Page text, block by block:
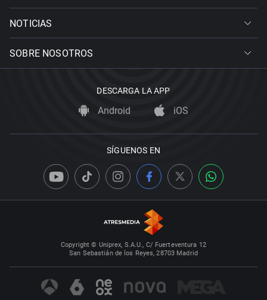
NOTICIAS
SOBRE NOSOTROS
DESCARGA LA APP
Android iOS
SÍGUENOS EN
Copyright © Uniprex, S.A.U., C/ Fuerteventura 12
San Sebastián de los Reyes, 28703 Madrid